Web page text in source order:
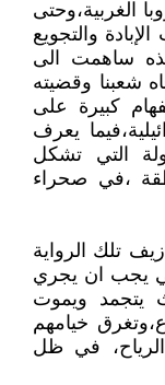
الغربية،وحتى
والتجويع
ساهمت الى
شعبنا وقضيته
كبيرة على
يعرف
التي تشكل
،في صحراء
تلك الرواية
يجب ان يجري
يتجمد ويموت
خيامهم
في ظل